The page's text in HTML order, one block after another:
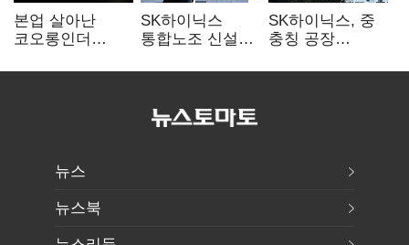
본업 살아난
코오롱인더
배터리 소재로
SK하이닉스
통합노조 신설
성과급 불만 확산
SK하이닉스, 중
충칭 공장
검토?…“확정된
뉴스
뉴스북